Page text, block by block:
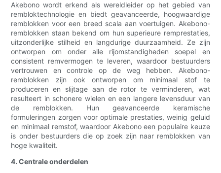
Akebono wordt erkend als wereldleider op het gebied van
rembloktechnologie en biedt geavanceerde, hoogwaardige
remblokken voor een breed scala aan voertuigen. Akebono-
remblokken staan ​​bekend om hun superieure remprestaties,
uitzonderlijke stilheid en langdurige duurzaamheid. Ze zijn
ontworpen om onder alle rijomstandigheden soepel en
consistent remvermogen te leveren, waardoor bestuurders
vertrouwen en controle op de weg hebben. Akebono-
remblokken zijn ook ontworpen om minimaal stof te
produceren en slijtage aan de rotor te verminderen, wat
resulteert in schonere wielen en een langere levensduur van
de remblokken. Hun geavanceerde keramische
formuleringen zorgen voor optimale prestaties, weinig geluid
en minimaal remstof, waardoor Akebono een populaire keuze
is onder bestuurders die op zoek zijn naar remblokken van
hoge kwaliteit.
4. Centrale onderdelen